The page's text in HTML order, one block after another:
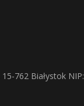
762 Białystok NIP: